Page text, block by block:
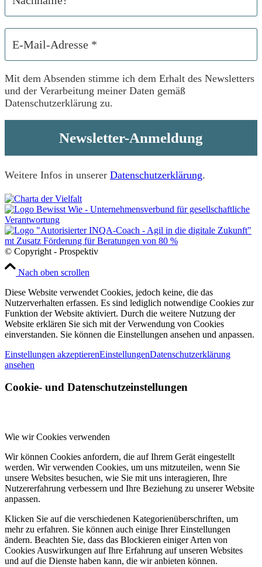
Mit dem Absenden stimme ich dem Erhalt des Newsletters
und der Verarbeitung meiner Daten gemäß
Datenschutzerklärung zu.
Weitere Infos in unserer Datenschutzerklärung.
© Copyright - Prospektiv
Nach oben scrollen
Diese Website verwendet Cookies, jedoch keine, die das
Nutzerverhalten erfassen. Es sind lediglich notwendige Cookies zur
Funktion der Website aktiviert. Durch die weitere Nutzung der
Website erklären Sie sich mit der Verwendung von Cookies
einverstanden. Sie können die Einstellungen ansehen und anpassen.
Einstellungen akzeptierenEinstellungenDatenschutzerklärung
ansehen
Cookie- und Datenschutzeinstellungen
Wie wir Cookies verwenden
Wir können Cookies anfordern, die auf Ihrem Gerät eingestellt
werden. Wir verwenden Cookies, um uns mitzuteilen, wenn Sie
unsere Websites besuchen, wie Sie mit uns interagieren, Ihre
Nutzererfahrung verbessern und Ihre Beziehung zu unserer Website
anpassen.
Klicken Sie auf die verschiedenen Kategorienüberschriften, um
mehr zu erfahren. Sie können auch einige Ihrer Einstellungen
ändern. Beachten Sie, dass das Blockieren einiger Arten von
Cookies Auswirkungen auf Ihre Erfahrung auf unseren Websites
und auf die Dienste haben kann, die wir anbieten können.